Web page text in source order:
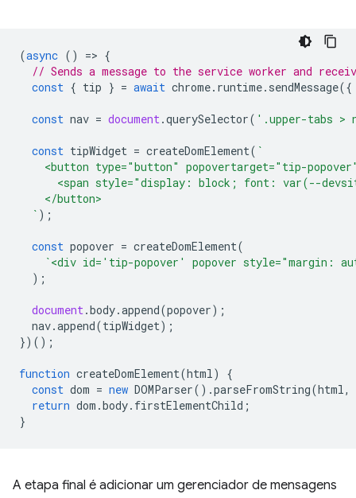
(async () => {
// Sends a message to the service worker and
const { tip } = await chrome. runtime. sendMessage({
const nav = document.querySelector( '.upper-tabs >
const tipWidget = createDomElement( `
<button type="button" popovertarget="tip-
<span style="display: block; font: var(--
    </button>
  `
);
const popover = createDomElement(
`<div id='tip-popover' popover style="margin:
);
document.body.append(popover);
nav.append(tipWidget);
})();
function createDomElement(html)
{
const dom = new DOMParser().parseFromString(html,
return dom .body. firstElementChild ;
}
A etapa final é adicionar um gerenciador de mensagens